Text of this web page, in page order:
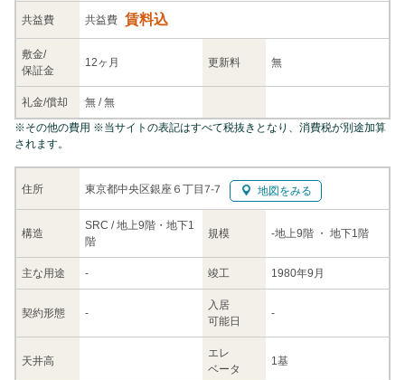
共益費 共益費 賃料込
敷金/
保証金
12ヶ月 更新料 無
礼金/償却 無 /無
住所 東京都中央区銀座６丁目7-7 地図をみる
構造
SRC / 地上9階・地下1
階
規模 -地上9階 ・ 地下1階
主な用途 - 竣工 1980年9月
契約形態 -
入居
可能日
-
天井高
エレ
ベータ
1基
※その他の費用 ※当サイトの表記はすべて税抜きとなり、消費税が別途加算
されます。